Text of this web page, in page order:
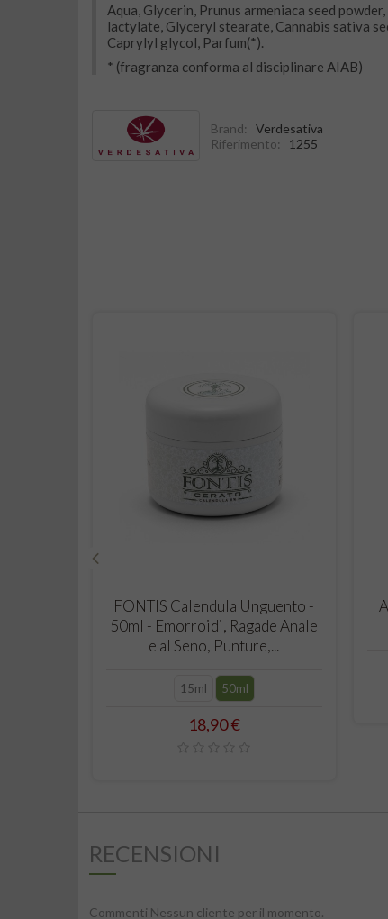
Aqua, Glycerin, Prunus armeniaca seed
lactylate, Glyceryl stearate, Cannabis sativa
Caprylyl glycol, Parfum(*).
* (fragranza conforma al disciplinare AIAB)
Brand:
Verdesativa
Riferimento:
1255
CARRELLO
FONTIS Calendula Unguento -
50ml - Emorroidi, Ragade Anale
e al Seno, Punture,...
15ml 50ml
Prezzo
18,90 €
RECENSIONI
Commenti Nessun cliente per il momento.